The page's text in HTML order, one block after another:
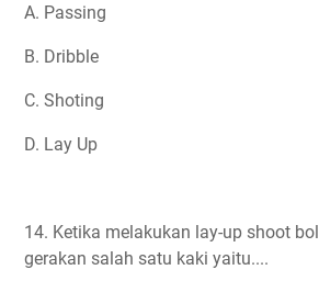
A. Passing
B. Dribble
C. Shoting
D. Lay Up
14. Ketika melakukan lay-up shoot
gerakan salah satu kaki yaitu....